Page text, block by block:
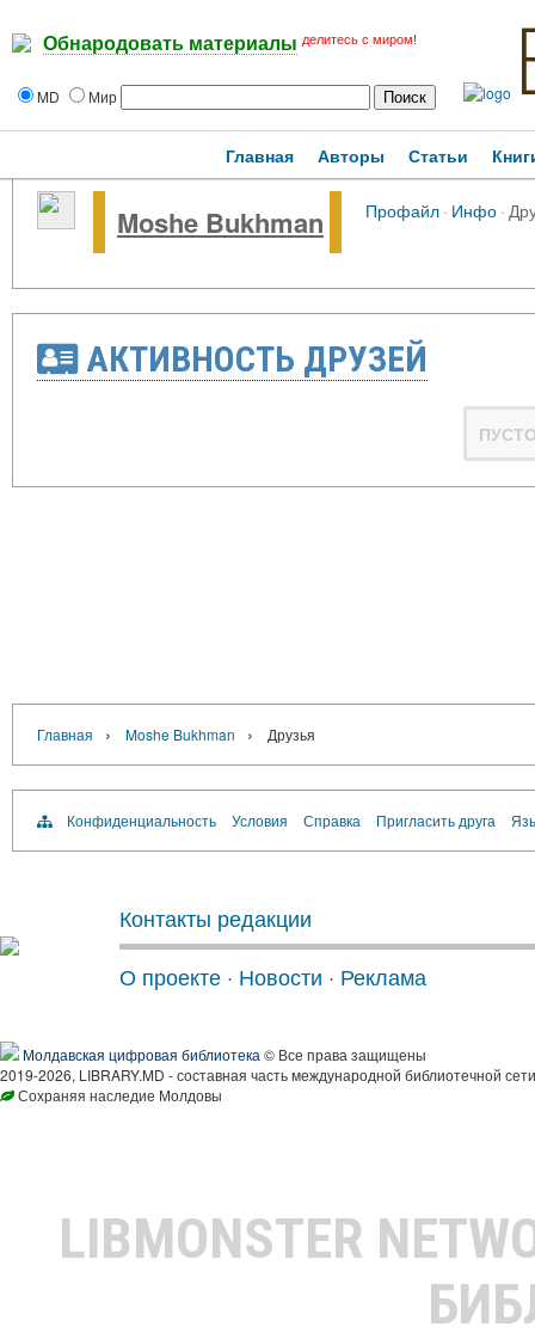
Обнародовать материалы делитесь с миром!
MD Мир
Главная Авторы Статьи
Moshe Bukhman Профайл· Инфо·
АКТИВНОСТЬ ДРУЗЕЙ
Главная › Moshe Bukhman › Друзья
Конфиденциальность Условия Справка Пригласить друга
Контакты редакции
О проекте · Новости · Реклама
Молдавская цифровая библиотека © Все права защищены
2019-2026, LIBRARY.MD - составная часть международной библиотечной
Сохраняя наследие Молдовы
LIBMONSTER